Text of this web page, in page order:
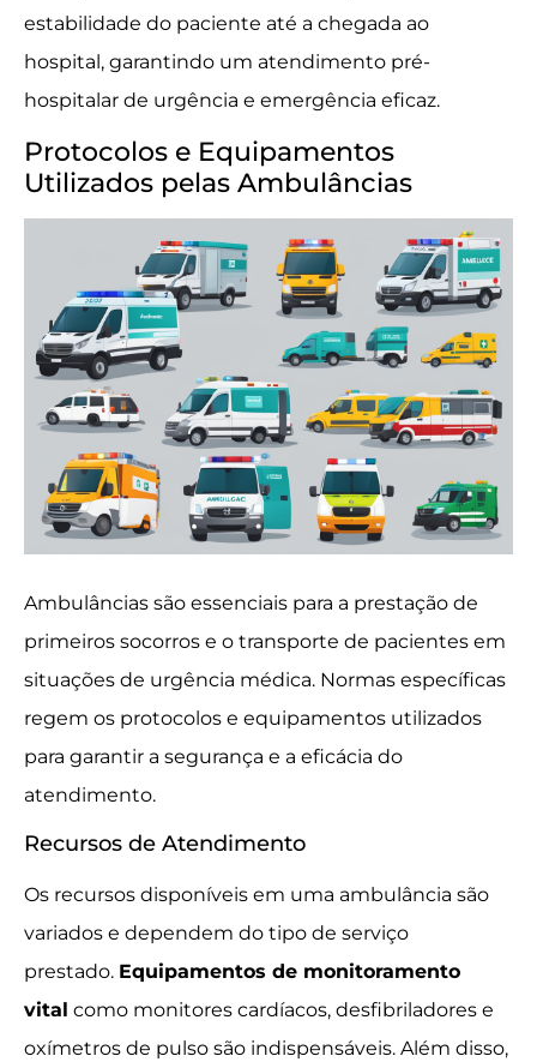
estabilidade do paciente até a chegada ao
hospital, garantindo um atendimento pré-
hospitalar de urgência e emergência eficaz.
Protocolos e Equipamentos
Utilizados pelas Ambulâncias
Ambulâncias são essenciais para a prestação de
primeiros socorros e o transporte de pacientes em
situações de urgência médica. Normas específicas
regem os protocolos e equipamentos utilizados
para garantir a segurança e a eficácia do
atendimento.
Recursos de Atendimento
Os recursos disponíveis em uma ambulância são
variados e dependem do tipo de serviço
prestado. Equipamentos de monitoramento
vital como monitores cardíacos, desfibriladores e
oxímetros de pulso são indispensáveis. Além disso,